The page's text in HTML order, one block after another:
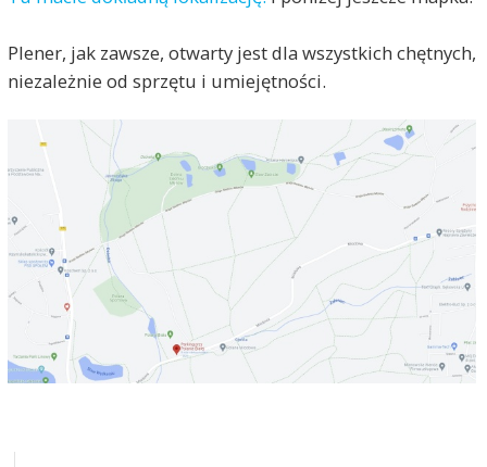
Plener, jak zawsze, otwarty jest dla wszystkich chętnych,
niezależnie od sprzętu i umiejętności.